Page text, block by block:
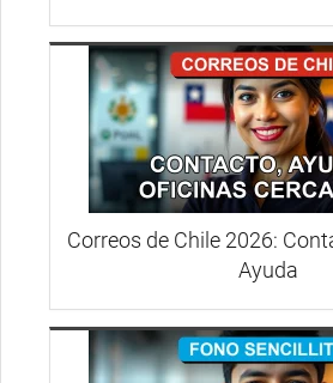
Correos de Chile 2026:
Ayuda